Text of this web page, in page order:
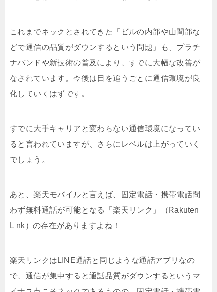
これまでネックとされてきた「ビルの内部や山間部な
どで通信の品質がダウンするという問題」も、プラチ
ナバンドや新技術の普及により、すでに大幅な改善が
なされています。今後は日を追うごとに通信環境が良
化していくはずです。
すでに大手キャリアと変わらない通信環境になってい
ると言われていますが、さらにレベルは上がっていく
でしょう。
あと、楽天モバイルと言えば、固定電話・携帯電話問
わず無料通話が可能となる「楽天リンク」（Rakuten
Link）の存在がありますよね！
楽天リンクはLINE通話と同じような通話アプリなの
で、通信が集中すると通話品質がダウンするというマ